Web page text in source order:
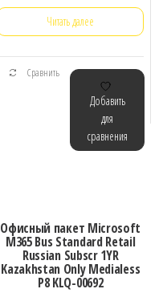
Читать далее
Сравнить
Добавить
для
сравнения
Офисный пакет Microsoft
M365 Bus Standard Retail
Russian Subscr 1YR
Kazakhstan Only Medialess
P8 KLQ-00692